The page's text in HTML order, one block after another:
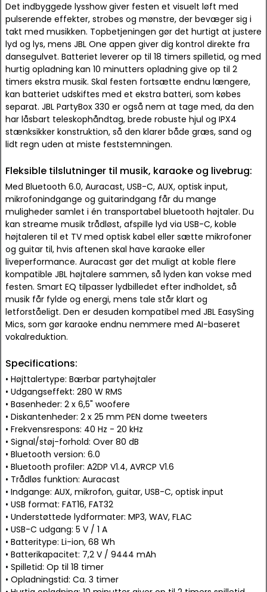
Det indbyggede lysshow giver festen et visuelt løft med
pulserende effekter, strobes og mønstre, der bevæger sig i
takt med musikken. Topbetjeningen gør det hurtigt at justere
lyd og lys, mens JBL One appen giver dig kontrol direkte fra
dansegulvet. Batteriet leverer op til 18 timers spilletid, og med
hurtig opladning kan 10 minutters opladning give op til 2
timers ekstra musik. Skal festen fortsætte endnu længere,
kan batteriet udskiftes med et ekstra batteri, som købes
separat. JBL PartyBox 330 er også nem at tage med, da den
har låsbart teleskophåndtag, brede robuste hjul og IPX4
stænksikker konstruktion, så den klarer både græs, sand og
lidt regn uden at miste feststemningen.
Fleksible tilslutninger til musik, karaoke og livebrug:
Med Bluetooth 6.0, Auracast, USB-C, AUX, optisk input,
mikrofonindgange og guitarindgang får du mange
muligheder samlet i én transportabel bluetooth højtaler. Du
kan streame musik trådløst, afspille lyd via USB-C, koble
højtaleren til et TV med optisk kabel eller sætte mikrofoner
og guitar til, hvis aftenen skal have karaoke eller
liveperformance. Auracast gør det muligt at koble flere
kompatible JBL højtalere sammen, så lyden kan vokse med
festen. Smart EQ tilpasser lydbilledet efter indholdet, så
musik får fylde og energi, mens tale står klart og
letforståeligt. Den er desuden kompatibel med JBL EasySing
Mics, som gør karaoke endnu nemmere med AI-baseret
vokalreduktion.
Specifications:
• Højttalertype: Bærbar partyhøjtaler
• Udgangseffekt: 280 W RMS
• Basenheder: 2 x 6,5" woofere
• Diskantenheder: 2 x 25 mm PEN dome tweeters
• Frekvensrespons: 40 Hz - 20 kHz
• Signal/støj-forhold: Over 80 dB
• Bluetooth version: 6.0
• Bluetooth profiler: A2DP V1.4, AVRCP V1.6
• Trådløs funktion: Auracast
• Indgange: AUX, mikrofon, guitar, USB-C, optisk input
• USB format: FAT16, FAT32
• Understøttede lydformater: MP3, WAV, FLAC
• USB-C udgang: 5 V / 1 A
• Batteritype: Li-ion, 68 Wh
• Batterikapacitet: 7,2 V / 9444 mAh
• Spilletid: Op til 18 timer
• Opladningstid: Ca. 3 timer